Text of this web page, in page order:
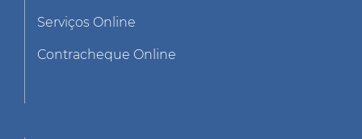
Serviços Online
Contracheque Online